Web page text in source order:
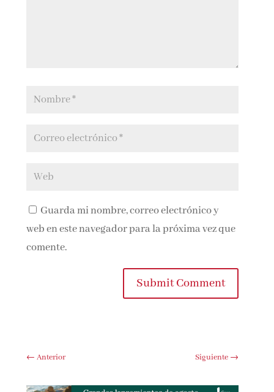
Guarda mi nombre, correo electrónico y
web en este navegador para la próxima vez que
comente.
Submit Comment
←Anterior Siguiente→